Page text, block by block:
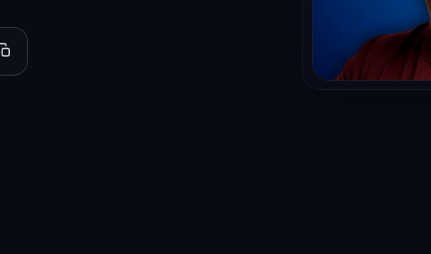
Copiar perfil para compartir